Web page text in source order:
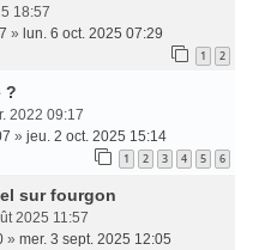
18:57
» lun. 6 oct. 2025 07:29
1 2
?
2022 09:17
» jeu. 2 oct. 2025 15:14
1 2 3 4 5 6
sur fourgon
2025 11:57
» mer. 3 sept. 2025 12:05